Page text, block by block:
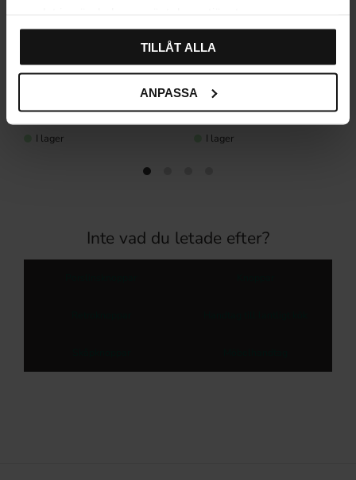
TILLÅT ALLA
ANPASSA
Vit porslinsknopp Mossebo
75
I lager
Porslinsknopp Lindö Vit &
Svart antik
69
I lager
Inte vad du letade efter?